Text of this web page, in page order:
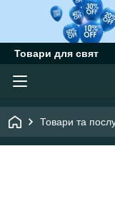
Товари для свят
Товари та